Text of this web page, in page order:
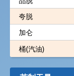
夸脱
加仑
桶(汽油)